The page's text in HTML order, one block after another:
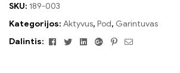
SKU: 189-003
Kategorijos: Aktyvus, Pod, Garintuvas
Dalintis:
FacebookTwitterLinkedinGoogle+Pinterest
El.